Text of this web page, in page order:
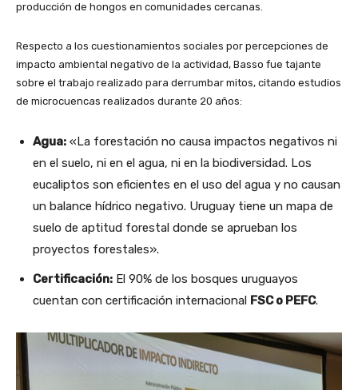
producción de hongos en comunidades cercanas.
Respecto a los cuestionamientos sociales por percepciones de
impacto ambiental negativo de la actividad, Basso fue tajante
sobre el trabajo realizado para derrumbar mitos, citando estudios
de microcuencas realizados durante 20 años:
Agua: «La forestación no causa impactos negativos ni
en el suelo, ni en el agua, ni en la biodiversidad. Los
eucaliptos son eficientes en el uso del agua y no causan
un balance hídrico negativo. Uruguay tiene un mapa de
suelo de aptitud forestal donde se aprueban los
proyectos forestales».
Certificación: El 90% de los bosques uruguayos
cuentan con certificación internacional FSC o PEFC.